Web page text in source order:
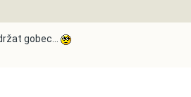
gobec...